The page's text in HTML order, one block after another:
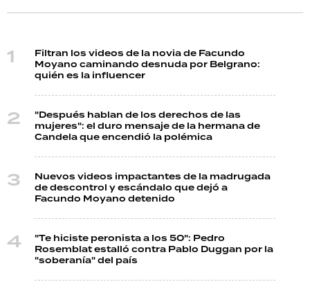
Filtran los videos de la novia de Facundo
Moyano caminando desnuda por Belgrano:
quién es la influencer
"Después hablan de los derechos de las
mujeres": el duro mensaje de la hermana de
Candela que encendió la polémica
Nuevos videos impactantes de la madrugada
de descontrol y escándalo que dejó a
Facundo Moyano detenido
"Te hiciste peronista a los 50": Pedro
Rosemblat estalló contra Pablo Duggan por la
"soberanía" del país